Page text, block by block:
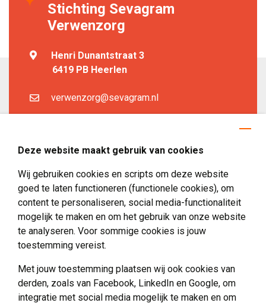
Deze website maakt gebruik van cookies
Wij gebruiken cookies en scripts om deze website
goed te laten functioneren (functionele cookies), om
content te personaliseren, social media-functionaliteit
mogelijk te maken en om het gebruik van onze website
te analyseren. Voor sommige cookies is jouw
toestemming vereist.
Met jouw toestemming plaatsen wij ook cookies van
derden, zoals van Facebook, LinkedIn en Google, om
integratie met social media mogelijk te maken en om
Stichting Sevagram
Verwenzorg
Henri Dunantstraat 3
6419 PB Heerlen
verwenzorg@sevagram.nl
Over Sevagram Verwenzorg
Over ons
Doneren
Vrienden van Verwenzorg
Vrijwilliger worden